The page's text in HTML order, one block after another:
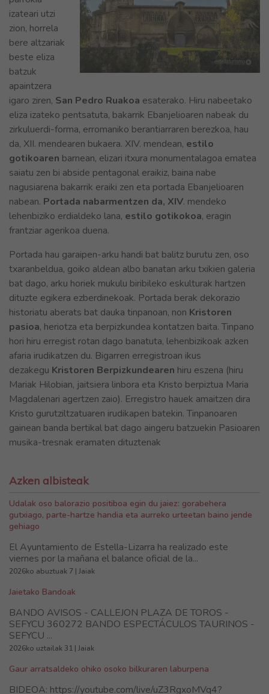
izateari utzi
zion, horrela
bere altzariak
beste eliza
batzuk
apaintzera
igaro ziren, San Pedro Ruakoa esaterako. Hiru nabeetako
eliza izateko pentsatuta, bakarrik Ebanjelioaren nabeak du
zirkuluerdi-forma, erromaniko berantiarraren berezkoa, hau
da, XII. mendearen bukaera. XIV. mendean, estilo
gotikoaren barnean, elizari itxura monumentalagoa ematea
saiatu zen bi abside pentagonal eraikiz, baina nabe
nagusiarena bakarrik eraiki zen eta portada Ebanjelioaren
nabean. Portada nabarmentzen da, XIV. mendeko
lehenbiziko erdialdeko lana, estilo gotikokoa, eragin
frantziar agerikoa duena.
Portada hau garaipen-arku handi bat balitz burutu zen, oso
txaranbeldua, goiko aldean albo banatan arku txikien galeria
bat dago, arku horiek mukulu biribileko eskulturak hartzen
dituzte egikera ezberdinekoak. Portada berak dekorazio
historiatu aberats bat dauka tinpanoan, non Kristoren
pasioa, heriotza eta berpizkundea kontatzen baita. Tinpano
hori hiru erregist rotan dago banatuta, lehenbizikoak azken
afaria irudikatzen du. Bigarren erregistroan ikus
dezakegu Kristoren Berpizkundearen hiru eszena (hiru
Mariak Hilobian, jaitsiera linbora eta Kristo berpiztua Maria
Magdalenari agertzen zaio). Erregistro hauek amaitzen dira
Kristo gurutziltzatuaren irudikapen batekin. Tinpanoaren
gainean banda bertikal bat dago aingeru batzuekin Pasioaren
musika-tresnak eramaten dituztenak
Azken albisteak
Udalak oso balorazio positiboa egin du jaiez: gorabehera
gutxiago, parte-hartze handia eta aurreko urteetan baino jende
gehiago
El Ayuntamiento de Estella-Lizarra ha realizado este
viernes por la mañana el balance oficial de la...
2026ko abuztuak 7 | Jaiak
Jaietako Bandoak
BANDO AVISOS - CALLEJON PLAZA DE TOROS -
SEFYCU 360272 BANDO ESPECTÁCULOS TAURINOS -
SEFYCU ...
2026ko uztailak 31 | Jaiak
Gaur arratsaldeko ohiko osoko bilkuraren laburpena
BIDEOA: https://youtube.com/live/uZ3RgxoMVq4?